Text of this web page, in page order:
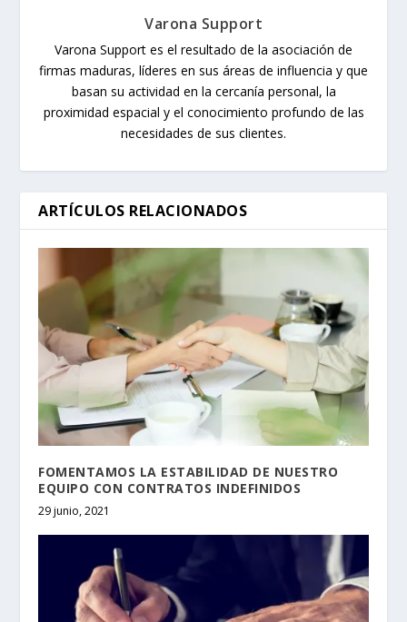
Varona Support
Varona Support es el resultado de la asociación de
firmas maduras, líderes en sus áreas de influencia y que
basan su actividad en la cercanía personal, la
proximidad espacial y el conocimiento profundo de las
necesidades de sus clientes.
ARTÍCULOS RELACIONADOS
FOMENTAMOS LA ESTABILIDAD DE NUESTRO
EQUIPO CON CONTRATOS INDEFINIDOS
29 junio, 2021